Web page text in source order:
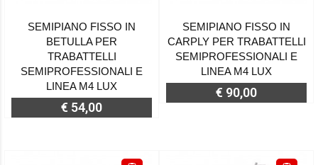
SEMIPIANO FISSO IN
BETULLA PER
TRABATTELLI
SEMIPROFESSIONALI E
LINEA M4 LUX
€ 54,00
SEMIPIANO FISSO IN
CARPLY PER TRABATTELLI
SEMIPROFESSIONALI E
LINEA M4 LUX
€ 90,00